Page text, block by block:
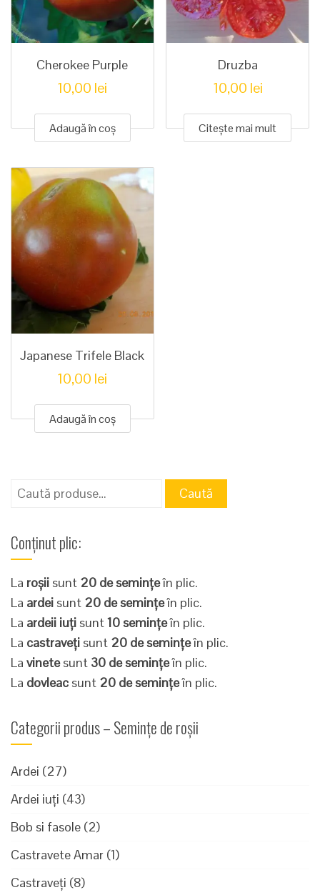
Cherokee Purple
10,00 lei
Adaugă în coș
Druzba
10,00 lei
Citește mai mult
Japanese Trifele Black
10,00 lei
Adaugă în coș
Caută
Caută
Conținut plic:
La roșii sunt 20 de semințeîn plic.
La ardei sunt 20 de semințeîn plic.
La ardeii iuți sunt10 semințeîn plic.
La castraveți sunt 20 de semințeîn plic.
La vinetesunt 30 de semințeîn plic.
La dovleac sunt 20 de semințeîn plic.
Categorii produs – Semințe de roșii
Ardei (27)
Ardei iuți (43)
Bob si fasole (2)
Castravete Amar (1)
Castraveți (8)